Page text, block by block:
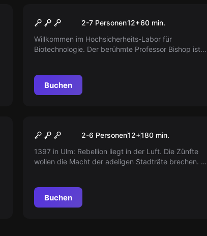
Biohazard2-7 Personen12+60 min.
Willkommen im Hochsicherheits-Labor für
Biotechnologie. Der berühmte Professor Bishop ist
Menschheit vor dieser Katastrophe!
Buchen
Neu
Die Rebellion - Aufstand der
Zünfte
2-6 Personen12+180 min.
1397 in Ulm: Rebellion liegt in der Luft. Die Zünfte
wollen die Macht der adeligen Stadträte brechen. Als
eine revolutionäre Wendung nehmen. Bist du bereit,
Geschichte zu schreiben?
Buchen